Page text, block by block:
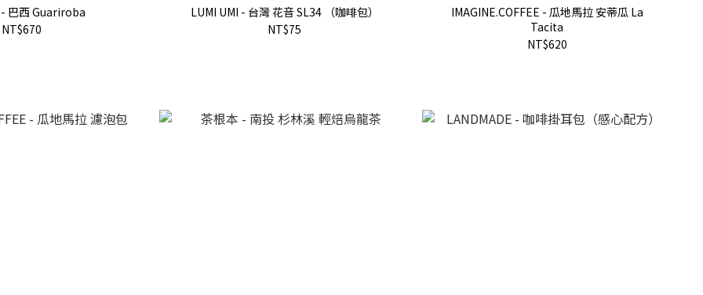
巴西 Guariroba
NT$670
LUMI UMI - 台灣 花音 SL34 （咖啡包）
NT$75
IMAGINE.COFFEE - 瓜地馬拉 安蒂瓜 La
Tacita
NT$620